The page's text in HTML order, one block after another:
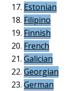
Estonian
Filipino
Finnish
French
Galician
Georgian
German